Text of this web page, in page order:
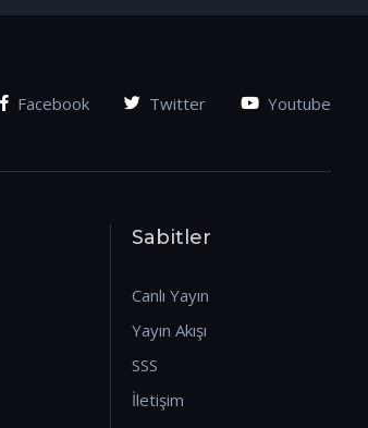
Facebook Twitter Youtube
Sabitler
Canlı Yayın
Yayın Akışı
SSS
İletişim